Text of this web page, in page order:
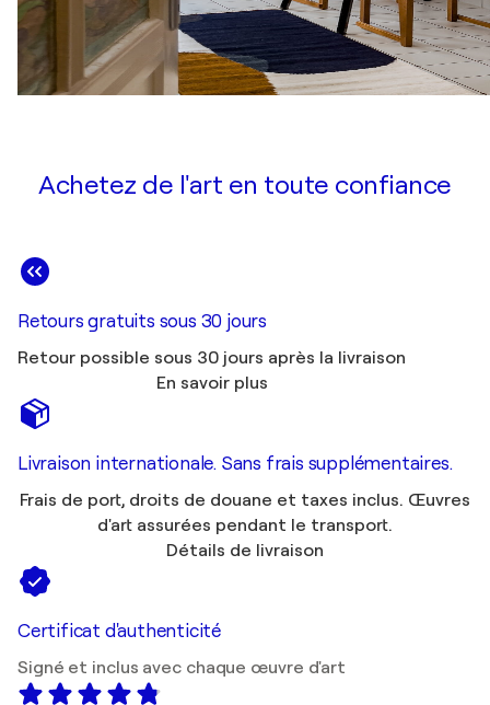
Achetez de l'art en toute confiance
Retours gratuits sous 30 jours
Retour possible sous 30 jours après la livraison
En savoir plus
Livraison internationale. Sans frais supplémentaires.
Frais de port, droits de douane et taxes inclus. Œuvres
d'art assurées pendant le transport.
Détails de livraison
Certificat d'authenticité
Signé et inclus avec chaque œuvre d'art